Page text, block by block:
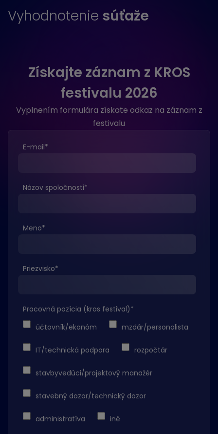
Vyhodnotenie súťaže
Získajte záznam z KROS
festivalu 2026
Vyplnením formulára získate odkaz na záznam z
festivalu
E-mail*
Názov spoločnosti*
Meno*
Priezvisko*
Pracovná pozícia (kros festival)*
účtovník/ekonóm
mzdár/personalista
IT/technická podpora rozpočtár
stavbyvedúci/projektový manažér
stavebný dozor/technický dozor
administratíva iné